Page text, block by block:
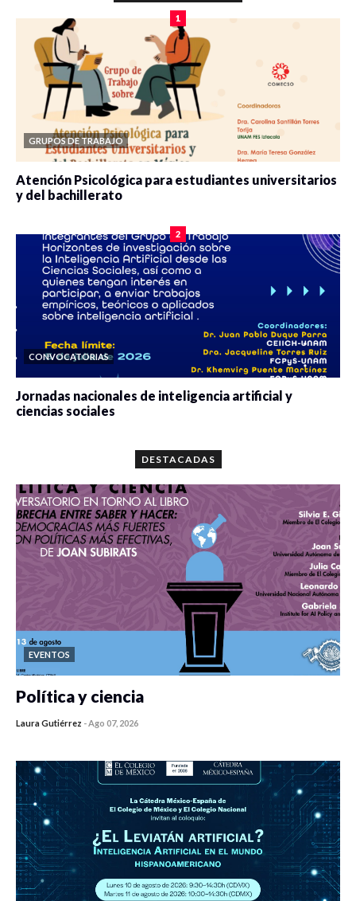
1
GRUPOS DE TRABAJO
Atención Psicológica para estudiantes universitarios
y del bachillerato
2
CONVOCATORIAS
Jornadas nacionales de inteligencia artificial y
ciencias sociales
DESTACADAS
EVENTOS
Política y ciencia
Laura Gutiérrez -Ago 07, 2026